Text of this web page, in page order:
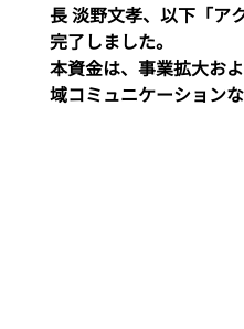
長 淡野文孝、以下「ア
完了しました。
本資金は、事業拡大お
域コミュニケーション